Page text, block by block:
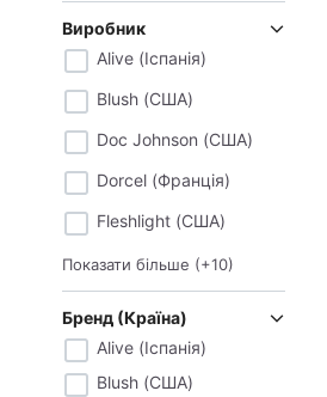
Виробник
Alive (Іспанія)
Blush (США)
Doc Johnson (США)
Dorcel (Франція)
Fleshlight (США)
Показати більше (+10)
Бренд (Країна)
Alive (Іспанія)
Blush (США)